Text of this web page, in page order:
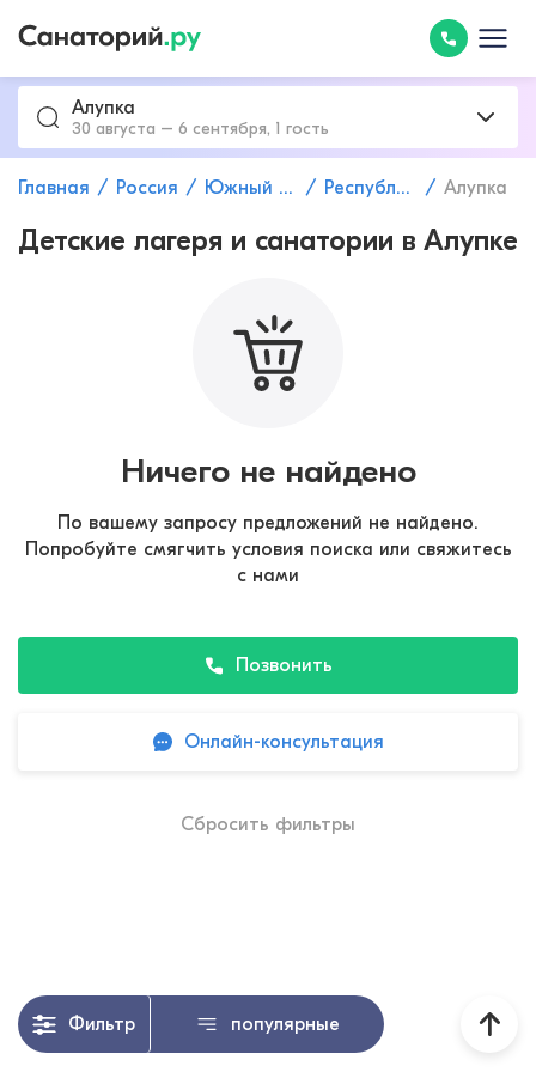
Алупка
30 августа – 6 сентября, 1 гость
Главная Россия Южный федеральный округ Республика Крым Алупка
Детские лагеря и санатории в Алупке
Ничего не найдено
По вашему запросу предложений не найдено.
Попробуйте смягчить условия поиска или свяжитесь
с нами
Позвонить
Онлайн-консультация
Сбросить фильтры
Фильтр популярные